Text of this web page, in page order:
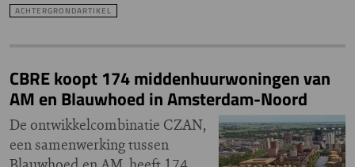
ACHTERGRONDARTIKEL
CBRE koopt 174 middenhuurwoningen van
AM en Blauwhoed in Amsterdam-Noord
De ontwikkelcombinatie CZAN,
een samenwerking tussen